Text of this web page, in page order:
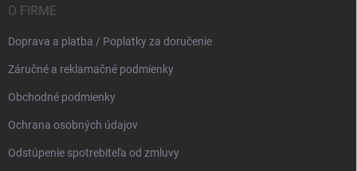
O FIRME
Doprava a platba / Poplatky za doručenie
Záručné a reklamačné podmienky
Obchodné podmienky
Ochrana osobných údajov
Odstúpenie spotrebiteľa od zmluvy